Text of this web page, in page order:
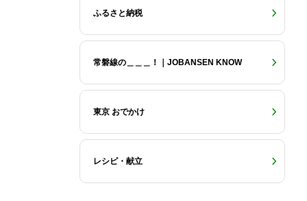
ふるさと納税
常磐線の＿＿＿！｜JOBANSEN KNOW
東京 おでかけ
レシピ・献立